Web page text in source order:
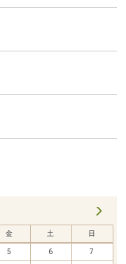
金 土 日
5 6 7